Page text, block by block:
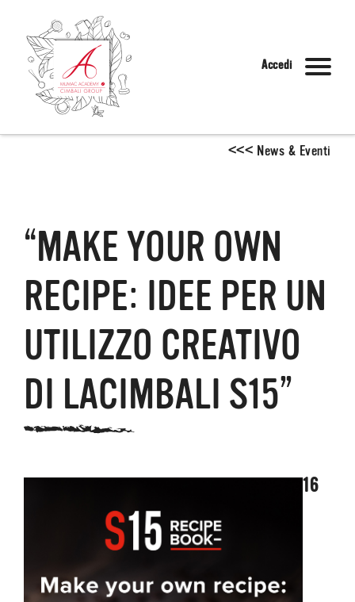
Accedi
<<< News & Eventi
“MAKE YOUR OWN
RECIPE: IDEE PER UN
UTILIZZO CREATIVO
DI LACIMBALI S15”
16